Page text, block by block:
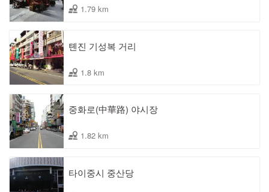
1.79 km
톈진 기성복 거리
1.8 km
중화로(中華路) 야시장
1.82 km
타이중시 중산당